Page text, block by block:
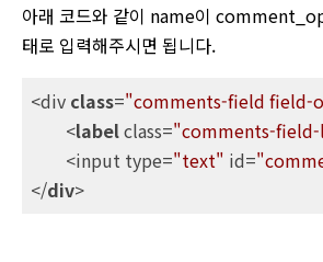
아래 코드와 같이 name이
태로 입력해주시면 됩니다.
<div class="comments-field
<labelclass="comments-
	<input type=
"text" id=
</div>